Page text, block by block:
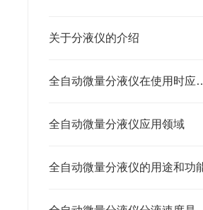
关于分液仪的介绍
全自动微量分液
全自动微量分液仪应用领域
全自动微量分液仪的用途和功